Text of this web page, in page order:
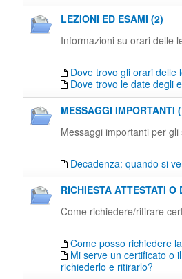
LEZIONI ED ESAMI (2)
Informazioni su orari delle
Dove trovo gli orari delle
Dove trovo le date degli
MESSAGGI IMPORTANTI
Messaggi importanti per gli
Decadenza: quando si
RICHIESTA ATTESTATI O
Come richiedere/ritirare
Come posso richiedere
Mi serve un certificato o
richiederlo e ritirarlo?